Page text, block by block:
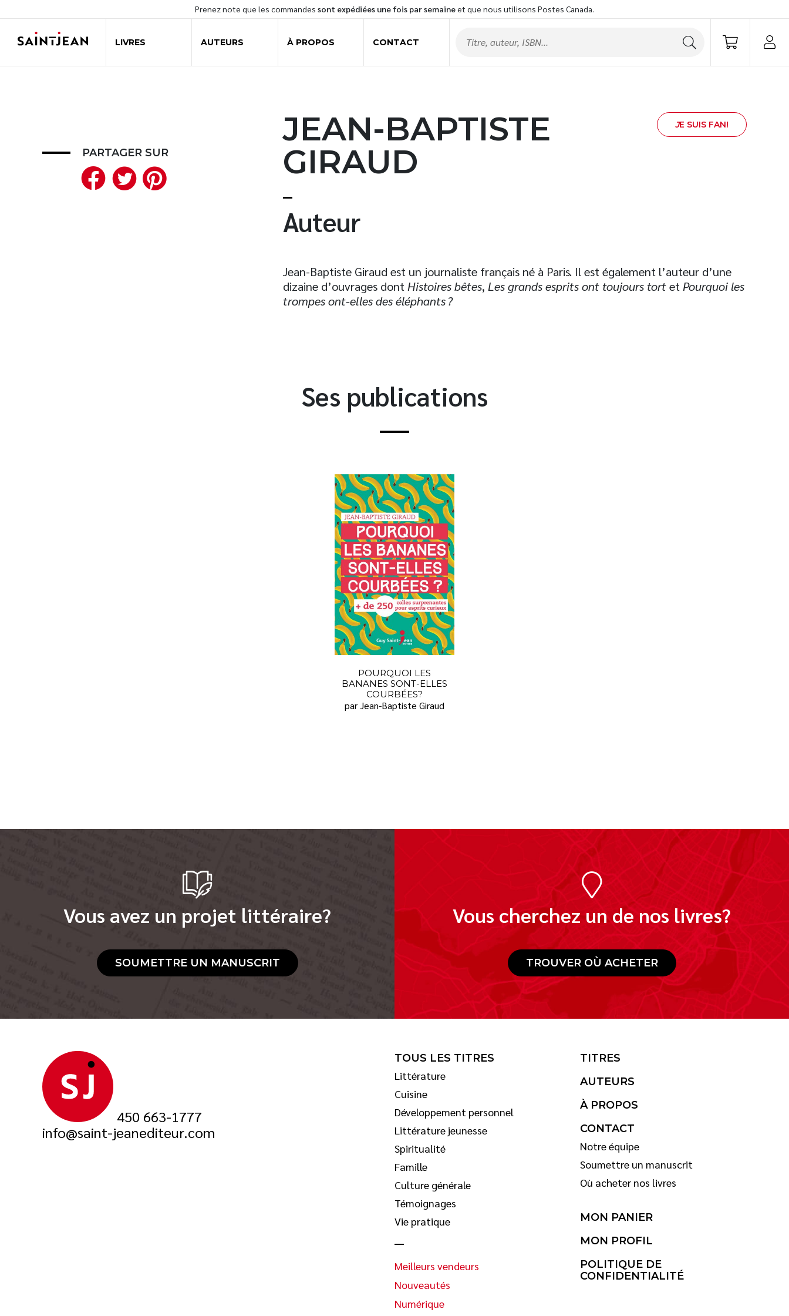
Prenez note que les commandes sont expédiées une fois par semaineet que nous utilisons Postes Canada.
LIVRES AUTEURS À PROPOS CONTACT
JEAN-BAPTISTE
GIRAUD
Auteur
JE SUIS FAN!
Jean-Baptiste Giraud est un journaliste français né à Paris. Il est également l’auteur d’une
dizaine d’ouvrages dont Histoires bêtes, Les grands esprits ont toujours tortet Pourquoi les
trompes ont-elles des éléphants ?
PARTAGER SUR
Facebook
Twitter
Ses publications
POURQUOI LES
BANANES SONT-ELLES
COURBÉES?
par Jean-Baptiste Giraud
Vous avez un projet littéraire?
SOUMETTRE UN MANUSCRIT
Vous cherchez un de nos livres?
TROUVER OÙ ACHETER
450 663-1777
info@saint-jeanediteur.com
TOUS LES TITRES
Littérature
Cuisine
Développement personnel
Littérature jeunesse
Spiritualité
Famille
Culture générale
Témoignages
Vie pratique
Meilleurs vendeurs
Nouveautés
Numérique
TITRES
AUTEURS
À PROPOS
CONTACT
Notre équipe
Soumettre un manuscrit
Où acheter nos livres
MON PANIER
MON PROFIL
POLITIQUE DE
CONFIDENTIALITÉ